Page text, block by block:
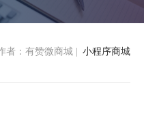
小程序商城
者：有赞微商城